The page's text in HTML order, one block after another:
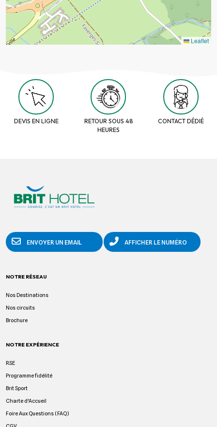
Leaflet
DEVIS EN LIGNE
RETOUR SOUS 48
HEURES
CONTACT DÉDIÉ
ENVOYER UN EMAIL AFFICHER LE NUMÉRO
NOTRE RÉSEAU
Nos Destinations
Nos circuits
Brochure
NOTRE EXPÉRIENCE
RSE
Programme fidélité
Brit Sport
Charte d'Accueil
Foire Aux Questions (FAQ)